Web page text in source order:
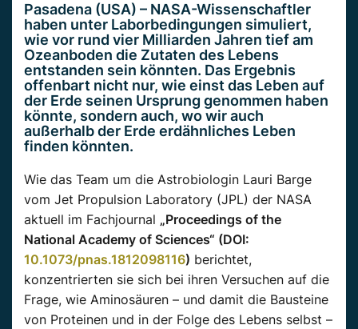
Pasadena (USA) – NASA-Wissenschaftler
haben unter Laborbedingungen simuliert,
wie vor rund vier Milliarden Jahren tief am
Ozeanboden die Zutaten des Lebens
entstanden sein könnten. Das Ergebnis
offenbart nicht nur, wie einst das Leben auf
der Erde seinen Ursprung genommen haben
könnte, sondern auch, wo wir auch
außerhalb der Erde erdähnliches Leben
finden könnten.
Wie das Team um die Astrobiologin Lauri Barge
vom Jet Propulsion Laboratory (JPL) der NASA
aktuell im Fachjournal „Proceedings of the
National Academy of Sciences“ (DOI:
10.1073/pnas.1812098116) berichtet,
konzentrierten sie sich bei ihren Versuchen auf die
Frage, wie Aminosäuren – und damit die Bausteine
von Proteinen und in der Folge des Lebens selbst –